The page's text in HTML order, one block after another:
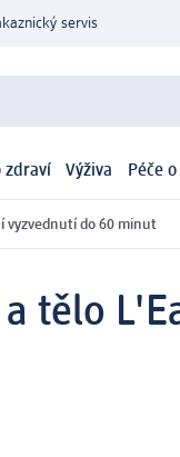
servis
zdraví Výživa Péče
vyzvednutí do 60 minut
tělo